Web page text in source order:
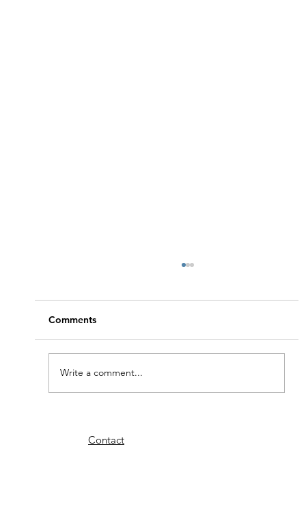
La Coruña, Spanje, 10 augustus 2007 Nog
even de zon niet loslaten, dat was de
zeilen, in plaats...
Comments
Write a comment...
Contact